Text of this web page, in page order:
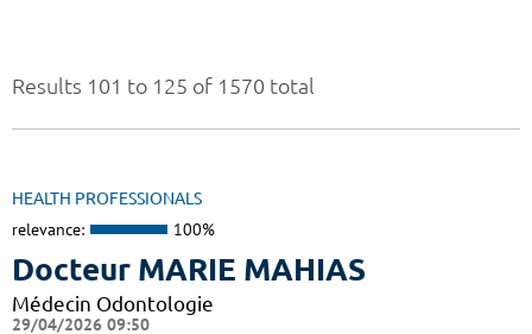
Results 101 to 125 of 1570 total
HEALTH PROFESSIONALS
relevance: 100%
Docteur MARIE MAHIAS
Médecin Odontologie
29/04/2026 09:50